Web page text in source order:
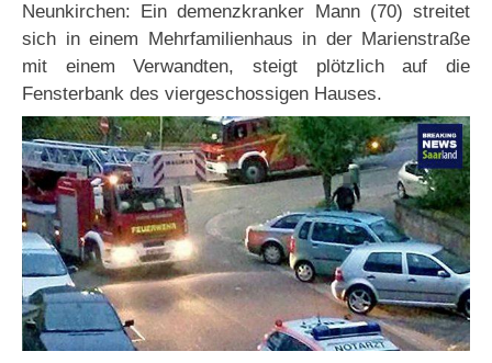
Neunkirchen: Ein demenzkranker Mann (70) streitet
sich in einem Mehrfamilienhaus in der Marienstraße
mit einem Verwandten, steigt plötzlich auf die
Fensterbank des viergeschossigen Hauses.